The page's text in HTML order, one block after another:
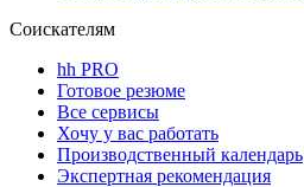
Соискателям
hh PRO
Готовое резюме
Все сервисы
Хочу у вас работать
Производственный календарь
Экспертная рекомендация